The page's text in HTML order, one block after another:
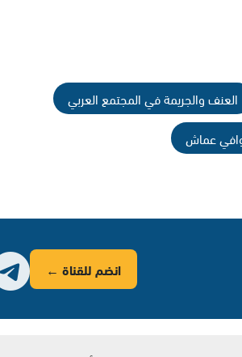
العنف والجريمة في المجتمع العربي
عماش
انضم للقناة ←